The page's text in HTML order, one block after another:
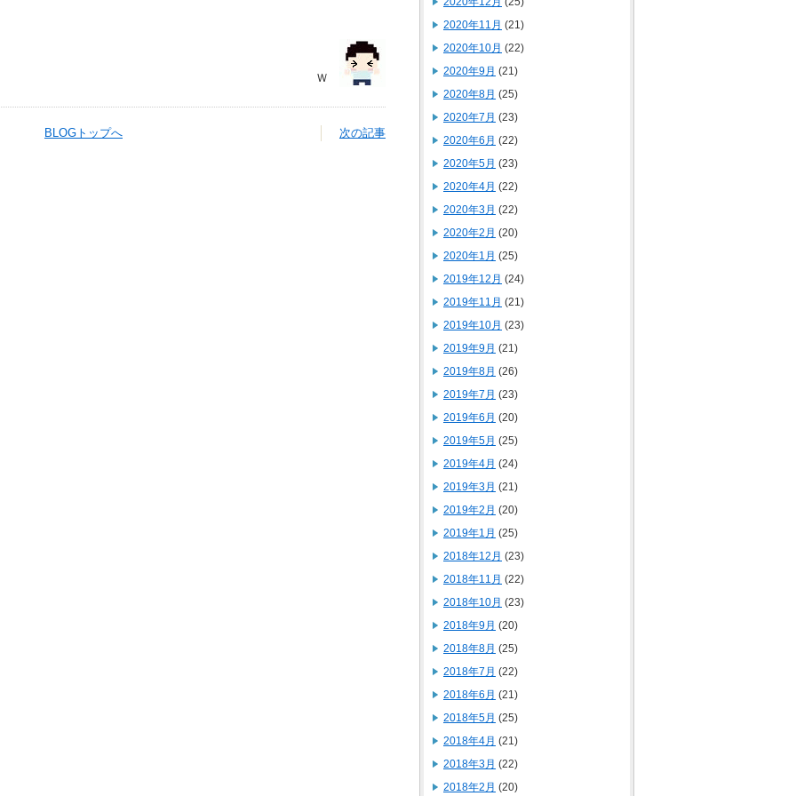
Ｗ
BLOGトップへ 次の記事
2020年11月 (21)
2020年10月 (22)
2020年9月 (21)
2020年8月 (25)
2020年7月 (23)
2020年6月 (22)
2020年5月 (23)
2020年4月 (22)
2020年3月 (22)
2020年2月 (20)
2020年1月 (25)
2019年12月 (24)
2019年11月 (21)
2019年10月 (23)
2019年9月 (21)
2019年8月 (26)
2019年7月 (23)
2019年6月 (20)
2019年5月 (25)
2019年4月 (24)
2019年3月 (21)
2019年2月 (20)
2019年1月 (25)
2018年12月 (23)
2018年11月 (22)
2018年10月 (23)
2018年9月 (20)
2018年8月 (25)
2018年7月 (22)
2018年6月 (21)
2018年5月 (25)
2018年4月 (21)
2018年3月 (22)
2018年2月 (20)